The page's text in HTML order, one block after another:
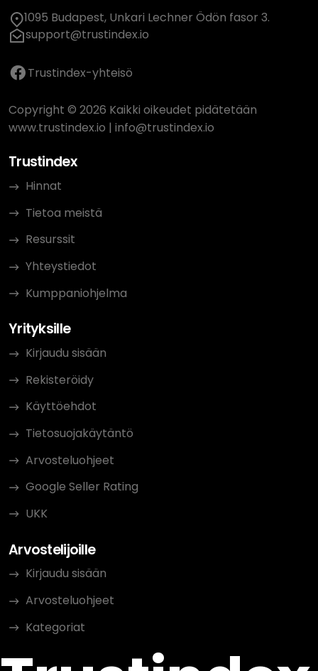
1095 Budapest, Unkari Lechner Ödön fasor 3.
support@trustindex.io
Trustindex-yhteisö
Copyright © 2026 Kaikki oikeudet pidätetään
www.trustindex.io | info@trustindex.io
Trustindex
Hinnat
Tietoa meistä
Resurssit
Yhteystiedot
Kumppaniohjelma
Yrityksille
Kirjaudu sisään
Rekisteröidy
Käyttöehdot
Tietosuojakäytäntö
Arvosteluohjeet
Google Seller Rating
UKK
Arvostelijoille
Kirjaudu sisään
Arvosteluohjeet
Kategoriat